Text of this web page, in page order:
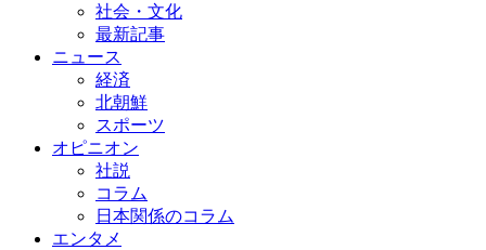
社会・文化
最新記事
ニュース
経済
北朝鮮
スポーツ
オピニオン
社説
コラム
日本関係のコラム
エンタメ